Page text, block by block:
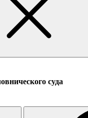
суда